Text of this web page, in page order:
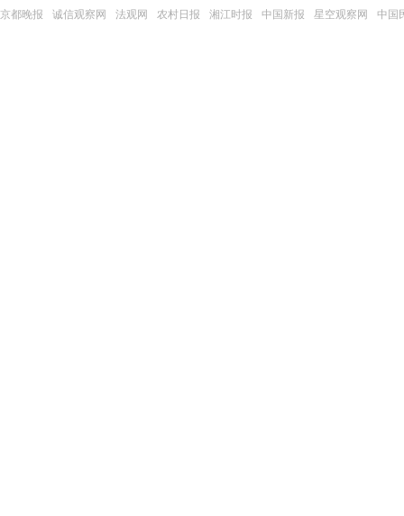
京都晚报 诚信观察网 法观网 农村日报 湘江时报 中国新报 星空观察网 中国